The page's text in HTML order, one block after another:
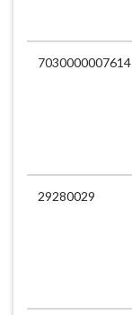
7030000007614
29280029